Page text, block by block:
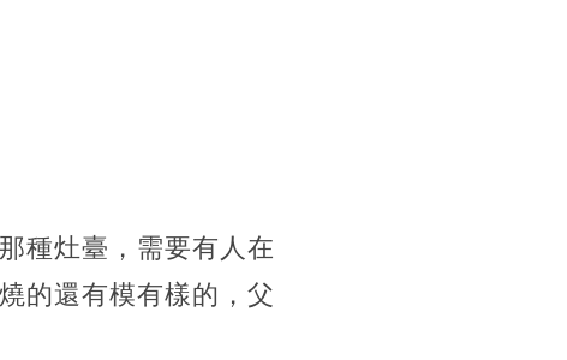
種灶臺，需要有人在
的還有模有樣的，父